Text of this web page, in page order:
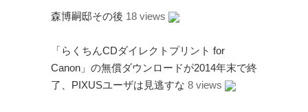
森博嗣邸その後 18 views
「らくちんCDダイレクトプリント for
Canon」の無償ダウンロードが2014年末で終
了、PIXUSユーザは見逃すな 8 views